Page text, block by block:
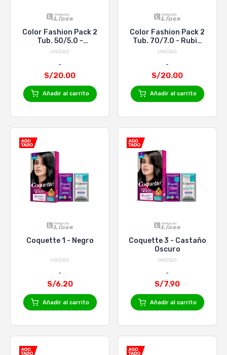
Color Fashion Pack 2
Tub. 50/5.0 -
Castaño Claro
UNIDAD
S/20.00
Añadir al carrito
Color Fashion Pack 2
Tub. 70/7.0 - Rubio
Mediano
UNIDAD
S/20.00
Añadir al carrito
Coquette 1 - Negro
UNIDAD
S/6.20
Añadir al carrito
Coquette 3 - Castaño
Oscuro
UNIDAD
S/7.90
Añadir al carrito